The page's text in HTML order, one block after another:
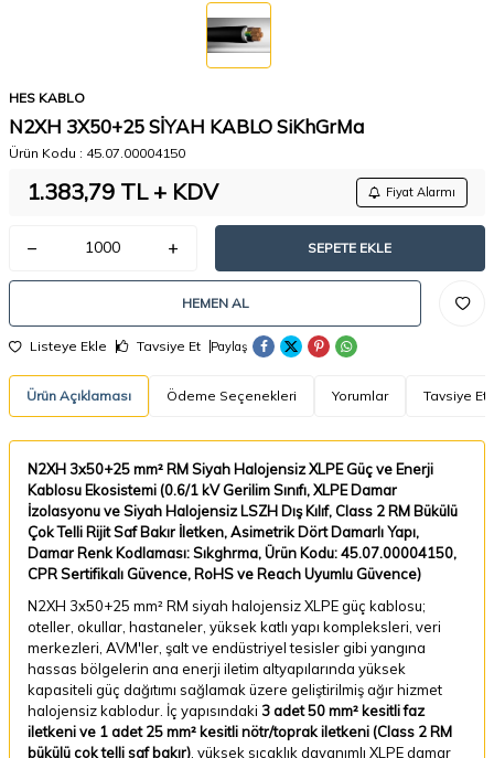
HES KABLO
N2XH 3X50+25 SİYAH KABLO SiKhGrMa
Ürün Kodu : 45.07.00004150
1.383,79 TL + KDV Fiyat Alarmı
SEPETE EKLE
HEMEN AL
Listeye Ekle Tavsiye Et Paylaş
Ürün Açıklaması Ödeme Seçenekleri Yorumlar Tavsiye Et
N2XH 3x50+25 mm² RM Siyah Halojensiz XLPE Güç ve Enerji
Kablosu Ekosistemi (0.6/1 kV Gerilim Sınıfı, XLPE Damar
İzolasyonu ve Siyah Halojensiz LSZH Dış Kılıf, Class 2 RM Bükülü
Çok Telli Rijit Saf Bakır İletken, Asimetrik Dört Damarlı Yapı,
Damar Renk Kodlaması: Sıkghrma, Ürün Kodu: 45.07.00004150,
CPR Sertifikalı Güvence, RoHS ve Reach Uyumlu Güvence)
N2XH 3x50+25 mm² RM siyah halojensiz XLPE güç kablosu;
oteller, okullar, hastaneler, yüksek katlı yapı kompleksleri, veri
merkezleri, AVM'ler, şalt ve endüstriyel tesisler gibi yangına
hassas bölgelerin ana enerji iletim altyapılarında yüksek
kapasiteli güç dağıtımı sağlamak üzere geliştirilmiş ağır hizmet
halojensiz kablodur. İç yapısındaki 3 adet 50 mm² kesitli faz
iletkeni ve 1 adet 25 mm² kesitli nötr/toprak iletkeni (Class 2 RM
bükülü çok telli saf bakır) , yüksek sıcaklık dayanımlı XLPE damar